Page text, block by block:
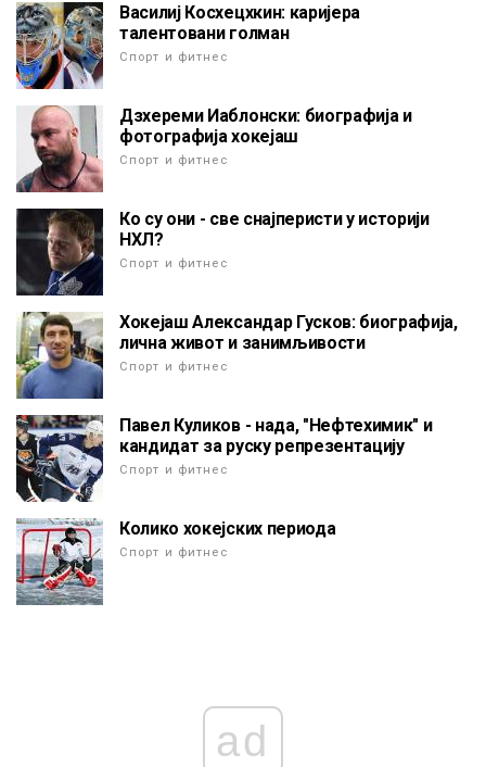
Василиј Косхецхкин: каријера
талентовани голман
Спорт и фитнес
Дзхереми Иаблонски: биографија и
фотографија хокејаш
Спорт и фитнес
Ко су они - све снајперисти у историји
НХЛ?
Спорт и фитнес
Хокејаш Александар Гусков: биографија,
лична живот и занимљивости
Спорт и фитнес
Павел Куликов - нада, "Нефтехимик" и
кандидат за руску репрезентацију
Спорт и фитнес
Колико хокејских периода
Спорт и фитнес
ad